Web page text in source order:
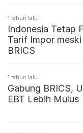
1 tahun lalu
Indonesia Tetap
Tarif Impor
BRICS
1 tahun lalu
Gabung BRICS,
EBT Lebih Mulus